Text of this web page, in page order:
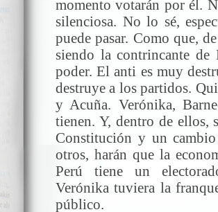
momento votarán por él.
silenciosa. No lo sé,
puede pasar. Como que,
siendo la contrincante
poder. El anti es muy
destruye a los partidos.
y Acuña. Verónika,
tienen. Y, dentro de ellos,
Constitución y un
otros, harán que la
Perú tiene un
Verónika tuviera la
público.